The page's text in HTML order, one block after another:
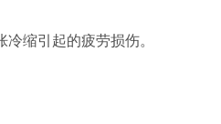
缩引起的疲劳损伤。